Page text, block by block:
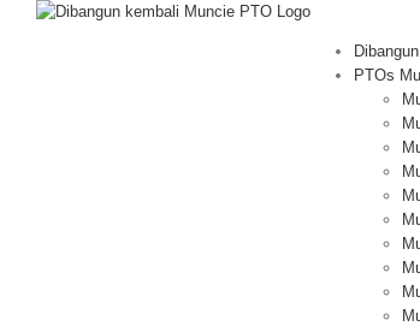
Loncat
PTOs